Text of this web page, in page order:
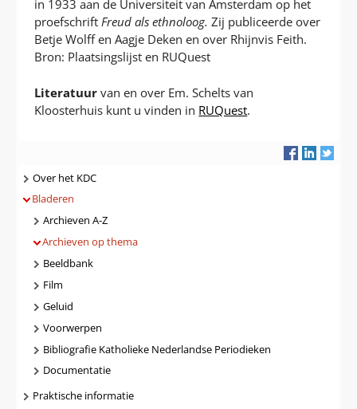
in 1933 aan de Universiteit van Amsterdam op het
proefschriftFreud als ethnoloog. Zij publiceerde over
Betje Wolff en Aagje Deken en over Rhijnvis Feith.
Bron: Plaatsingslijst en RUQuest
Literatuur van en over Em. Schelts van
Kloosterhuis kunt u vinden in RUQuest.
Navigatie
Over het KDC
Bladeren
Archieven A-Z
Archieven op thema
Beeldbank
Film
Geluid
Voorwerpen
Bibliografie Katholieke Nederlandse Periodieken
Documentatie
Praktische informatie